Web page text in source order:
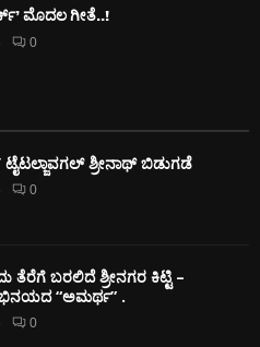
ಮೊದಲ‌ ಗೀತೆ..!
0
ಶ್ರೀನಾಥ್ ಬಿಡುಗಡೆ
0
ತೆರೆಗೆ ಬರಲಿದೆ ಶ್ರೀನಗರ ಕಿಟ್ಟಿ –
“ಅಮರ್ಥ” .
0